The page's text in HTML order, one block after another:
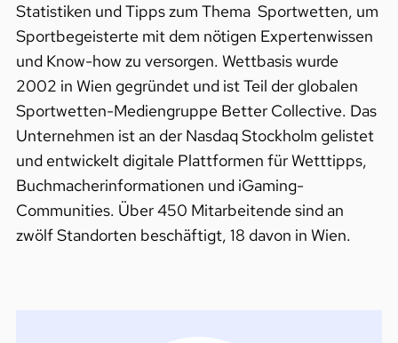
Statistiken und Tipps zum Thema Sportwetten, um
Sportbegeisterte mit dem nötigen Expertenwissen
und Know-how zu versorgen. Wettbasis wurde
2002 in Wien gegründet und ist Teil der globalen
Sportwetten-Mediengruppe Better Collective. Das
Unternehmen ist an der Nasdaq Stockholm gelistet
und entwickelt digitale Plattformen für Wetttipps,
Buchmacherinformationen und iGaming-
Communities. Über 450 Mitarbeitende sind an
zwölf Standorten beschäftigt, 18 davon in Wien.